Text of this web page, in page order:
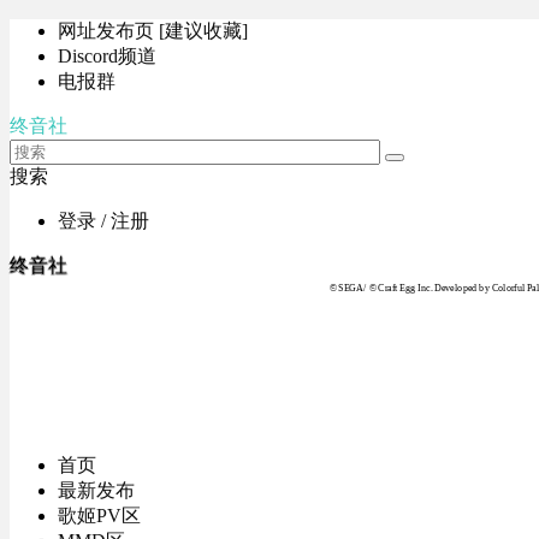
网址发布页 [建议收藏]
Discord频道
电报群
终音社
搜索
登录 / 注册
终音社
© SEGA / © Craft Egg Inc. Developed by Colorful
首页
最新发布
歌姬PV区